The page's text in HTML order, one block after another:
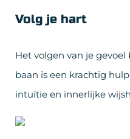
Volg je hart
Het volgen van je
baan is een krachtig
intuïtie en innerlijke